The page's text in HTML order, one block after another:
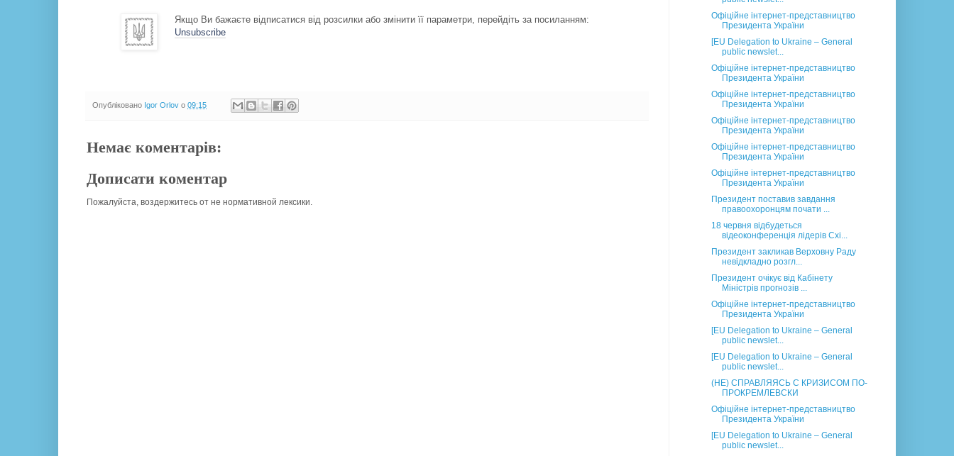
Якщо Ви бажаєте відписатися від розсилки або змінити її параметри, перейдіть за посиланням:
Unsubscribe
Опубліковано Igor Orlov о 09:15
Немає коментарів:
Дописати коментар
Пожалуйста, воздержитесь от не нормативной лексики.
Офіційне інтернет-представництво
Президента України
[EU Delegation to Ukraine – General
public newslet...
Офіційне інтернет-представництво
Президента України
Офіційне інтернет-представництво
Президента України
Офіційне інтернет-представництво
Президента України
Офіційне інтернет-представництво
Президента України
Офіційне інтернет-представництво
Президента України
Президент поставив завдання
правоохоронцям почати ...
18 червня відбудеться
відеоконференція лідерів Схі...
Президент закликав Верховну Раду
невідкладно розгл...
Президент очікує від Кабінету
Міністрів прогнозів ...
Офіційне інтернет-представництво
Президента України
[EU Delegation to Ukraine – General
public newslet...
[EU Delegation to Ukraine – General
public newslet...
(НЕ) СПРАВЛЯЯСЬ С КРИЗИСОМ ПО-
ПРОКРЕМЛЕВСКИ
Офіційне інтернет-представництво
Президента України
[EU Delegation to Ukraine – General
public newslet...